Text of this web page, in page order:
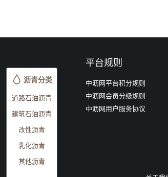
沥青分类
道路石油沥青
建筑石油沥青
改性沥青
乳化沥青
其他沥青
平台规则
中沥网平台积分规则
中沥网会员分级规则
中沥网用户服务协议